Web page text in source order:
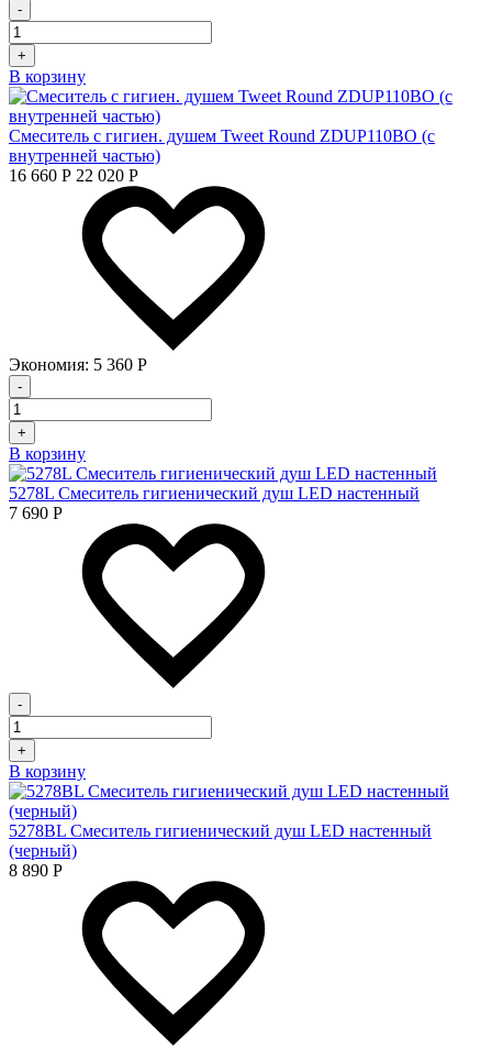
-
+
В корзину
Смеситель с гигиен. душем Tweet Round ZDUP110BO (с
внутренней частью)
16 660 Р 22 020 Р
Экономия: 5 360 Р
-
+
В корзину
5278L Смеситель гигиенический душ LED настенный
7 690 Р
-
+
В корзину
5278ВL Смеситель гигиенический душ LED настенный
(черный)
8 890 Р